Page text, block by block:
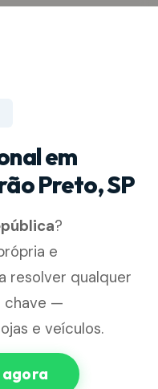
em
Preto, SP
?
e
resolver qualquer
chave —
e veículos.